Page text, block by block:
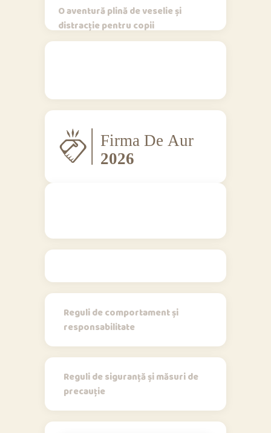
O aventură plină de veselie și
distracție pentru copii
Reguli de comportament și
responsabilitate
Reguli de siguranță și măsuri de
precauție